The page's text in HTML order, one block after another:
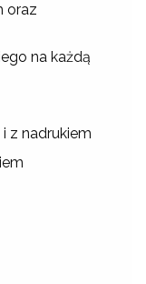
oraz
na każdą
z nadrukiem